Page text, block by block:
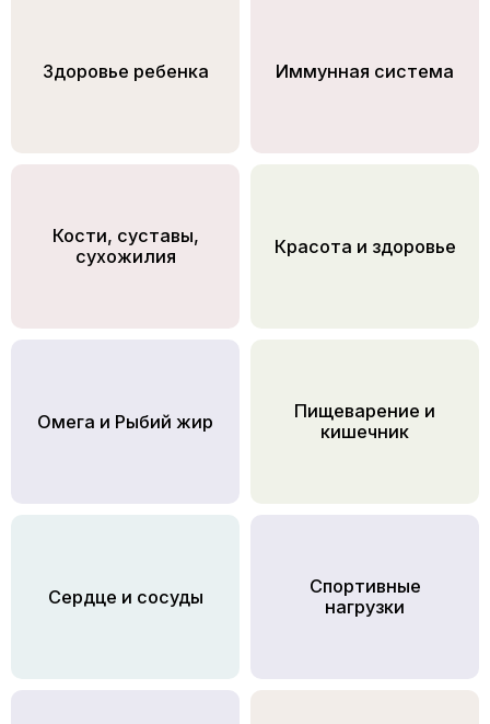
Здоровье ребенка Иммунная система
Кости, суставы,
сухожилия
Красота и здоровье
Омега и Рыбий жир
Пищеварение и
кишечник
Сердце и сосуды
Спортивные
нагрузки